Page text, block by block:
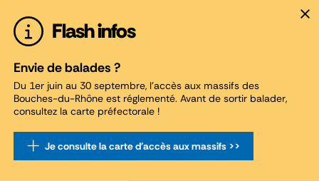
Flash infos
Envie de balades ?
Du 1er juin au 30 septembre, l'accès aux massifs des
Bouches-du-Rhône est réglementé. Avant de sortir balader,
consultez la carte préfectorale !
Je consulte la carte d'accès aux massifs >>